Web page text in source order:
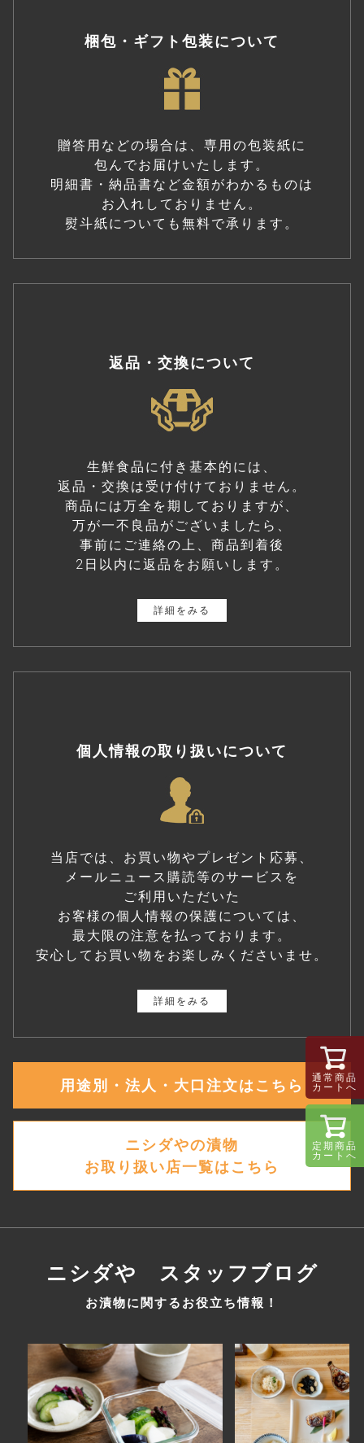
梱包・ギフト包装について
贈答用などの場合は、専用の包装紙に
包んでお届けいたします。
明細書・納品書など金額がわかるものは
お入れしておりません。
熨斗紙についても無料で承ります。
返品・交換について
生鮮食品に付き基本的には、
返品・交換は受け付けておりません。
商品には万全を期しておりますが、
万が一不良品がございましたら、
事前にご連絡の上、商品到着後
2日以内に返品をお願いします。
詳細をみる
個人情報の取り扱いについて
当店では、お買い物やプレゼント応募、
メールニュース購読等のサービスを
ご利用いただいた
お客様の個人情報の保護については、
最大限の注意を払っております。
安心してお買い物をお楽しみくださいませ。
詳細をみる
用途別・法人・大口注文はこちら
ニシダやの漬物
お取り扱い店一覧はこちら
ニシダや スタッフブログ
お漬物に関するお役立ち情報！
通常商品
カートへ
定期商品
カートへ